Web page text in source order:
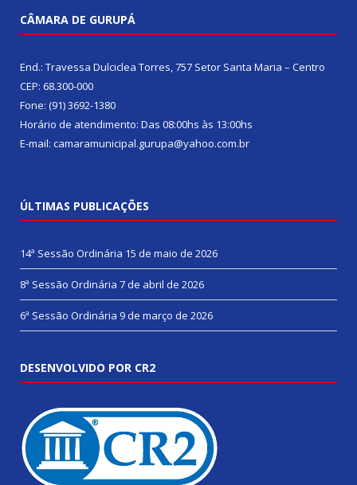
CÂMARA DE GURUPÁ
End.: Travessa Dulciclea Torres, 757 Setor Santa Maria – Centro
CEP: 68.300-000
Fone: (91) 3692-1380
Horário de atendimento: Das 08:00hs às 13:00hs
E-mail: camaramunicipal.gurupa@yahoo.com.br
ÚLTIMAS PUBLICAÇÕES
14ª Sessão Ordinária 15 de maio de 2026
8ª Sessão Ordinária 7 de abril de 2026
6ª Sessão Ordinária 9 de março de 2026
DESENVOLVIDO POR CR2